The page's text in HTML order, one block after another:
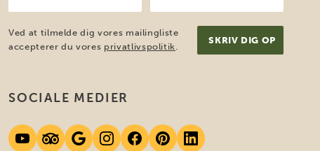
(Påkrævet)
mail
(Påkrævet)
Ved at tilmelde dig vores mailingliste
accepterer du vores privatlivspolitik.
SOCIALE MEDIER